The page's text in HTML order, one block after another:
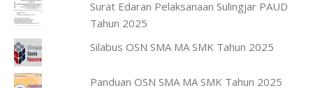
Surat Edaran Pelaksanaan Sulingjar PAUD
Tahun 2025
Silabus OSN SMA MA SMK Tahun 2025
Panduan OSN SMA MA SMK Tahun 2025